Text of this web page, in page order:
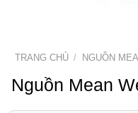
TRANG CHỦ / NGUỒN
Nguồn Mean